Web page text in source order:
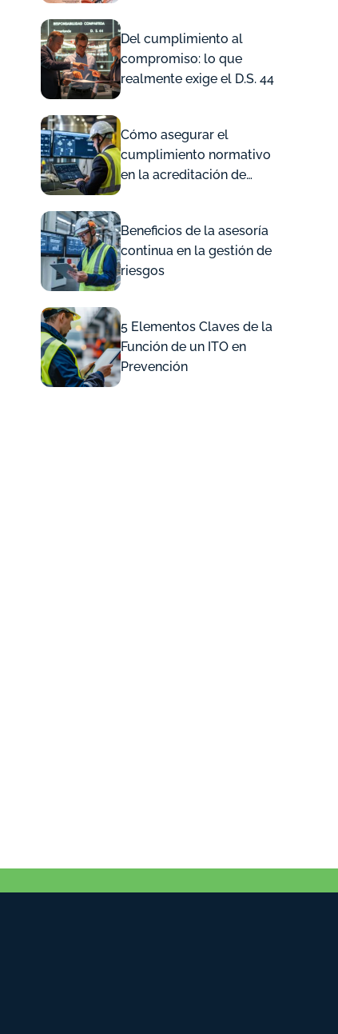
Del cumplimiento al
compromiso: lo que
realmente exige el D.S. 44
Cómo asegurar el
cumplimiento normativo
en la acreditación de
Beneficios de la asesoría
continua en la gestión de
riesgos
5 Elementos Claves de la
Función de un ITO en
Prevención